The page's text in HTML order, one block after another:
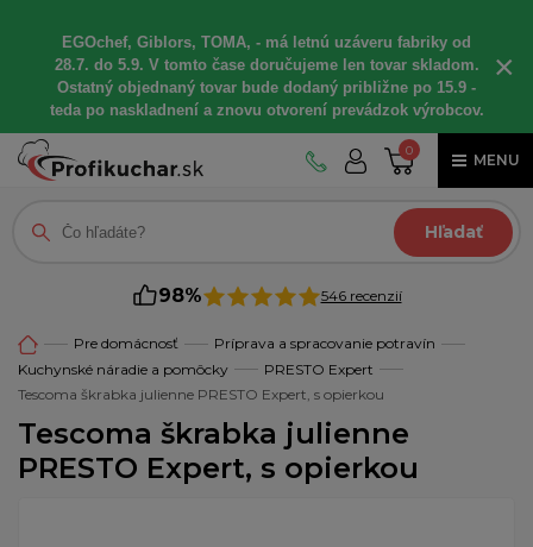
EGOchef, Giblors, TOMA, - má letnú uzáveru fabriky od
28.7. do 5.9. V tomto čase doručujeme len tovar skladom.
Ostatný objednaný tovar bude dodaný približne po 15.9 -
teda po naskladnení a znovu otvorení prevádzok výrobcov.
×
0
MENU
Hľadať
98% 546 recenzií
Pre domácnosť
Príprava a spracovanie potravín
Kuchynské náradie a pomôcky
PRESTO Expert
Tescoma škrabka julienne PRESTO Expert, s opierkou
Tescoma škrabka julienne
PRESTO Expert, s opierkou